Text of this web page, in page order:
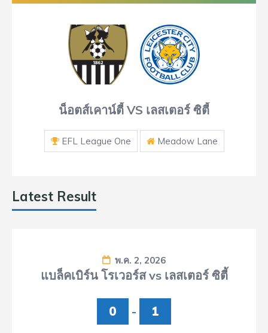
น็อตส์เคาน์ตี้ VS เลสเตอร์ ซิตี้
EFL League One Meadow Lane
Latest Result
พ.ค. 2, 2026
แบล็คเบิร์น โรเวอร์ส vs เลสเตอร์ ซิตี้
0 - 1